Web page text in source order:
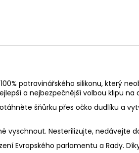
potravinářského silikonu, který
a nejbezpečnější volbou klipu na
šňůrku přes očko dudlíku a
vyschnout. Nesterilizujte, nedávejte
Evropského parlamentu a Rady.